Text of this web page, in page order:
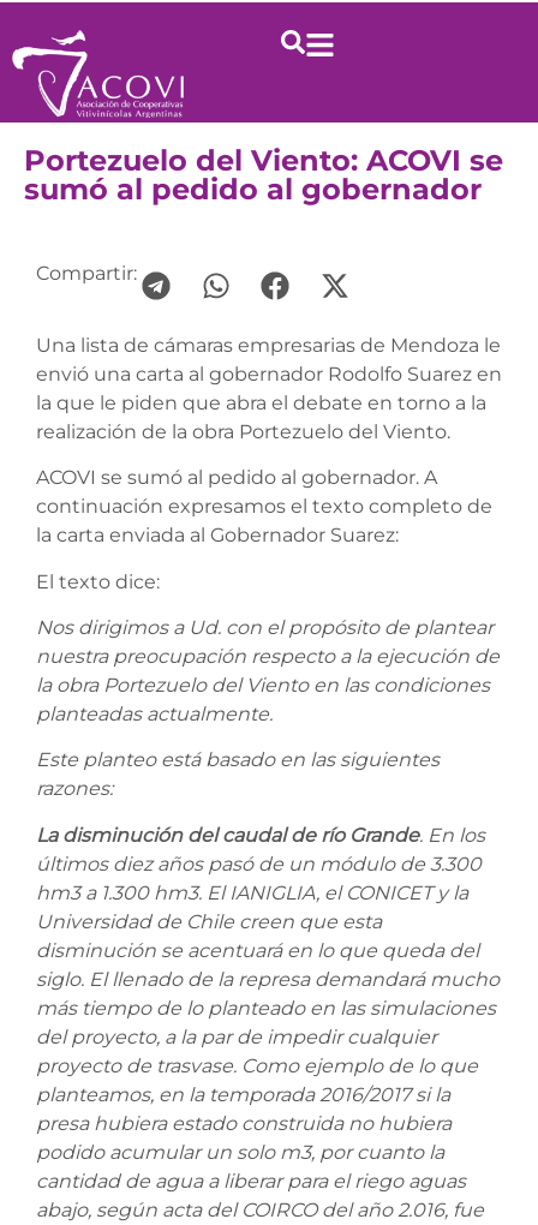
Portezuelo del Viento: ACOVI se
sumó al pedido al gobernador
Compartir:
Una lista de cámaras empresarias de Mendoza le
envió una carta al gobernador Rodolfo Suarez en
la que le piden que abra el debate en torno a la
realización de la obra Portezuelo del Viento.
ACOVI se sumó al pedido al gobernador. A
continuación expresamos el texto completo de
la carta enviada al Gobernador Suarez:
El texto dice:
Nos dirigimos a Ud. con el propósito de plantear
nuestra preocupación respecto a la ejecución de
la obra Portezuelo del Viento en las condiciones
planteadas actualmente.
Este planteo está basado en las siguientes
razones:
La disminución del caudal de río Grande. En los
últimos diez años pasó de un módulo de 3.300
hm3 a 1.300 hm3. El IANIGLIA, el CONICET y la
Universidad de Chile creen que esta
disminución se acentuará en lo que queda del
siglo. El llenado de la represa demandará mucho
más tiempo de lo planteado en las simulaciones
del proyecto, a la par de impedir cualquier
proyecto de trasvase. Como ejemplo de lo que
planteamos, en la temporada 2016/2017 si la
presa hubiera estado construida no hubiera
podido acumular un solo m3, por cuanto la
cantidad de agua a liberar para el riego aguas
abajo, según acta del COIRCO del año 2.016, fue